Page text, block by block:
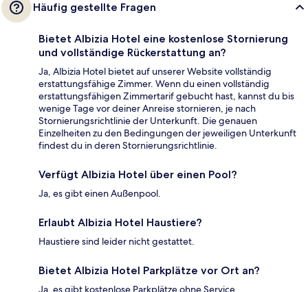
Häufig gestellte Fragen
Bietet Albizia Hotel eine kostenlose Stornierung
und vollständige Rückerstattung an?
Ja, Albizia Hotel bietet auf unserer Website vollständig
erstattungsfähige Zimmer. Wenn du einen vollständig
erstattungsfähigen Zimmertarif gebucht hast, kannst du bis
wenige Tage vor deiner Anreise stornieren, je nach
Stornierungsrichtlinie der Unterkunft. Die genauen
Einzelheiten zu den Bedingungen der jeweiligen Unterkunft
findest du in deren Stornierungsrichtlinie.
Verfügt Albizia Hotel über einen Pool?
Ja, es gibt einen Außenpool.
Erlaubt Albizia Hotel Haustiere?
Haustiere sind leider nicht gestattet.
Bietet Albizia Hotel Parkplätze vor Ort an?
Ja, es gibt kostenlose Parkplätze ohne Service.